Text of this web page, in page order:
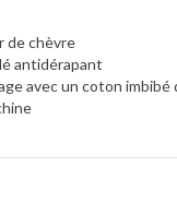
de chèvre
antidérapant
avec un coton imbibé